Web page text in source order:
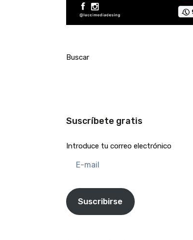
Buscar
Suscríbete gratis
Introduce tu correo electrónico
mail
Suscribirse